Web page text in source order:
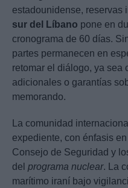
estadounidense, reservas
sur del Líbano pone en
cronograma de 60 días.
partes permanecen en
retomar el diálogo, ya sea
adicionales o garantías
memorando.
La comunidad
expediente, con énfasis
Consejo de Seguridad y
del programa nuclear. La
marítimo iraní bajo